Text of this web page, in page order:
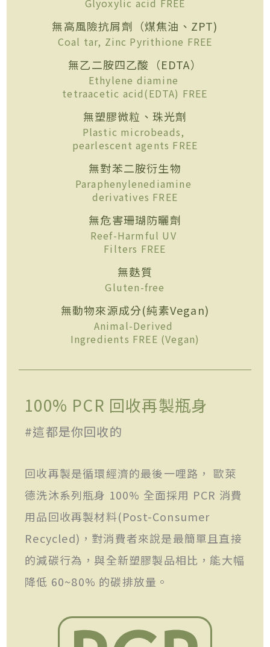
Glyoxylic acid FREE
無高風險抗屑劑（煤焦油、ZPT)
Coal tar, Zinc Pyrithione FREE
無乙二胺四乙酸（EDTA）
Ethylene diamine
tetraacetic acid(EDTA) FREE
無塑膠微粒、珠光劑
Plastic microbeads,
pearlescent agents FREE
無對苯二胺衍生物
Paraphenylenediamine
derivatives FREE
無危害珊瑚防曬劑
Reef-Harmful UV
Filters FREE
無麩質
Gluten-free
無動物來源成分(純素Vegan)
Animal-Derived
Ingredients FREE (Vegan)
100% PCR 回收再製瓶身
#這都是你回收的
回收再製是循環經濟的最後一哩路， 歐萊
德洗沐系列瓶身 100% 全面採用 PCR 消費
用品回收再製材料(Post-Consumer
Recycled)，對消費者來說是最簡單且直接
的減碳行為，與全新塑膠製品相比，能大幅
降低 60~80% 的碳排放量。